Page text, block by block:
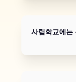
사립학교에는